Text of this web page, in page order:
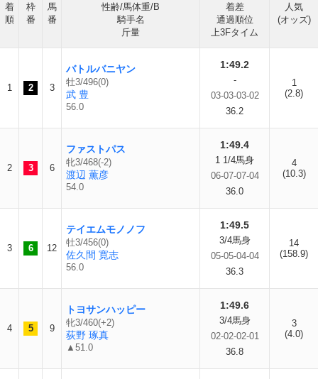
着
順
枠
番
馬
番
性齢/馬体重/B
騎手名
斤量
着差
通過順位
上3Fタイム
人気
(オッズ)
1 2 3
バトルバニヤン
牡3/496(0)
武 豊
56.0
1:49.2
-
03-03-03-02
36.2
1
(2.8)
2 3 6
ファストパス
牝3/468(-2)
渡辺 薫彦
54.0
1:49.4
1 1/4馬身
06-07-07-04
36.0
4
(10.3)
3 6 12
テイエムモノノフ
牡3/456(0)
佐久間 寛志
56.0
1:49.5
3/4馬身
05-05-04-04
36.3
14
(158.9)
4 5 9
トヨサンハッピー
牝3/460(+2)
荻野 琢真
▲51.0
1:49.6
3/4馬身
02-02-02-01
36.8
3
(4.0)